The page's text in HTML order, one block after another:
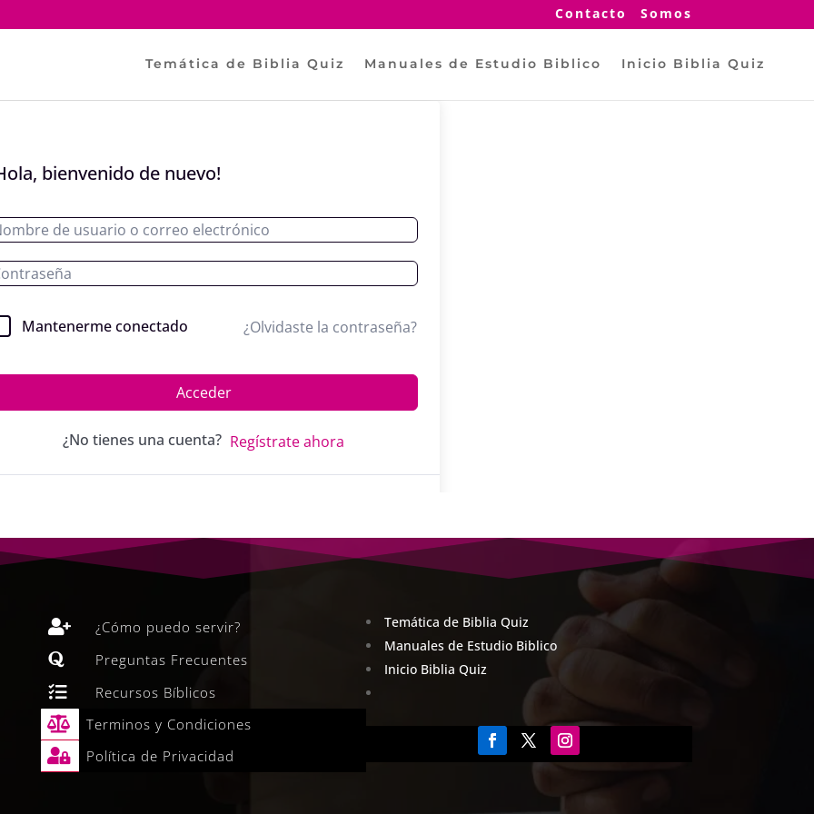
Contacto Somos
Temática de Biblia Quiz Manuales de Estudio Biblico Inicio Biblia Quiz
bienvenido de nuevo!
Mantenerme conectado ¿Olvidaste la contraseña?
Acceder
¿No tienes una cuenta? Regístrate ahora
 ¿Cómo puedo servir?
 Preguntas Frecuentes
 Recursos Bíblicos
 Terminos y Condiciones
 Política de Privacidad
Temática de Biblia Quiz
Manuales de Estudio Biblico
Inicio Biblia Quiz